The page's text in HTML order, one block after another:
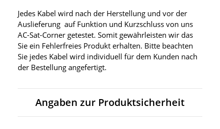
Jedes Kabel wird nach der Herstellung und vor der
Auslieferung auf Funktion und Kurzschluss von uns
AC-Sat-Corner getestet. Somit gewährleisten wir das
Sie ein Fehlerfreies Produkt erhalten. Bitte beachten
Sie jedes Kabel wird individuell für dem Kunden nach
der Bestellung angefertigt.
Angaben zur Produktsicherheit